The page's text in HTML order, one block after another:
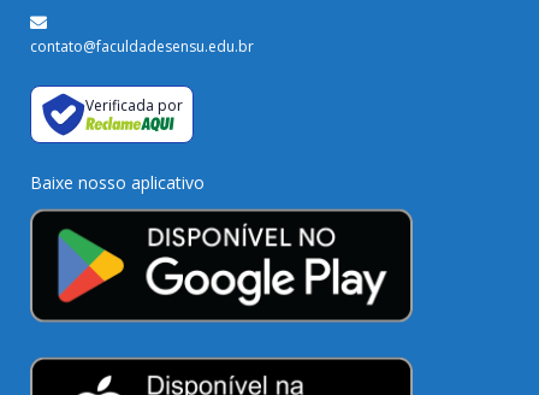
contato@faculdadesensu.edu.br
Verificada por
Baixe nosso aplicativo